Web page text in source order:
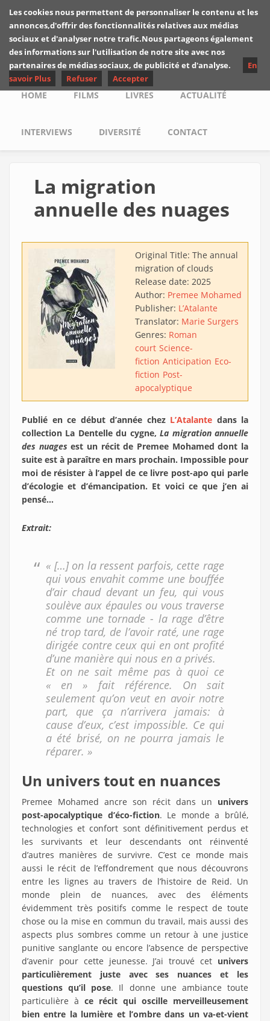
Skip to main content
Les critiques de
Yuyine
Main menu
HOME FILMS LIVRES ACTUALITÉ
INTERVIEWS DIVERSITÉ CONTACT
La migration
annuelle des nuages
Original Title: The annual
migration of clouds
Release date: 2025
Author: Premee Mohamed
Publisher: L’Atalante
Translator: Marie Surgers
Genres: Roman
court Science-
fiction Anticipation Eco-
fiction Post-
apocalyptique
Publié en ce début d’année chez L’Atalante dans la
collection La Dentelle du cygne,La migration annuelle
des nuages est un récit de Premee Mohamed dont la
suite est à paraître en mars prochain. Impossible pour
moi de résister à l’appel de ce livre post-apo qui parle
d’écologie et d’émancipation. Et voici ce que j’en ai
pensé…
Extrait:
« […] on la ressent parfois, cette rage
qui vous envahit comme une bouffée
d’air chaud devant un feu, qui vous
soulève aux épaules ou vous traverse
comme une tornade - la rage d’être
né trop tard, de l’avoir raté, une rage
dirigée contre ceux qui en ont profité
d’une manière qui nous en a privés.
Et on ne sait même pas à quoi ce
« en » fait référence. On sait
seulement qu’on veut en avoir notre
part, que ça n’arrivera jamais: à
cause d’eux, c’est impossible. Ce qui
a été brisé, on ne pourra jamais le
réparer. »
Un univers tout en nuances
Premee Mohamed ancre son récit dans un univers
post-apocalyptique d’éco-fiction. Le monde a brûlé,
technologies et confort sont définitivement perdus et
les survivants et leur descendants ont réinventé
d’autres manières de survivre. C’est ce monde mais
aussi le récit de l’effondrement que nous découvrons
entre les lignes au travers de l’histoire de Reid. Un
monde plein de nuances, avec des éléments
évidemment très positifs comme le respect de toute
chose ou la mise en commun du travail, mais aussi des
aspects plus sombres comme un retour à une justice
punitive sanglante ou encore l’absence de perspective
d’avenir pour cette jeunesse. J’ai trouvé cet univers
particulièrement juste avec ses nuances et les
questions qu’il pose. Il donne une ambiance toute
particulière à ce récit qui oscille merveilleusement
bien entre la lumière et l’ombre dans un va-et-vient
Les cookies nous permettent de personnaliser le contenu et les
annonces,d'offrir des fonctionnalités relatives aux médias
sociaux et d'analyser notre trafic.Nous partageons également
des informations sur l'utilisation de notre site avec nos
partenaires de médias sociaux, de publicité et d'analyse.
En
savoir Plus
Refuser Accepter